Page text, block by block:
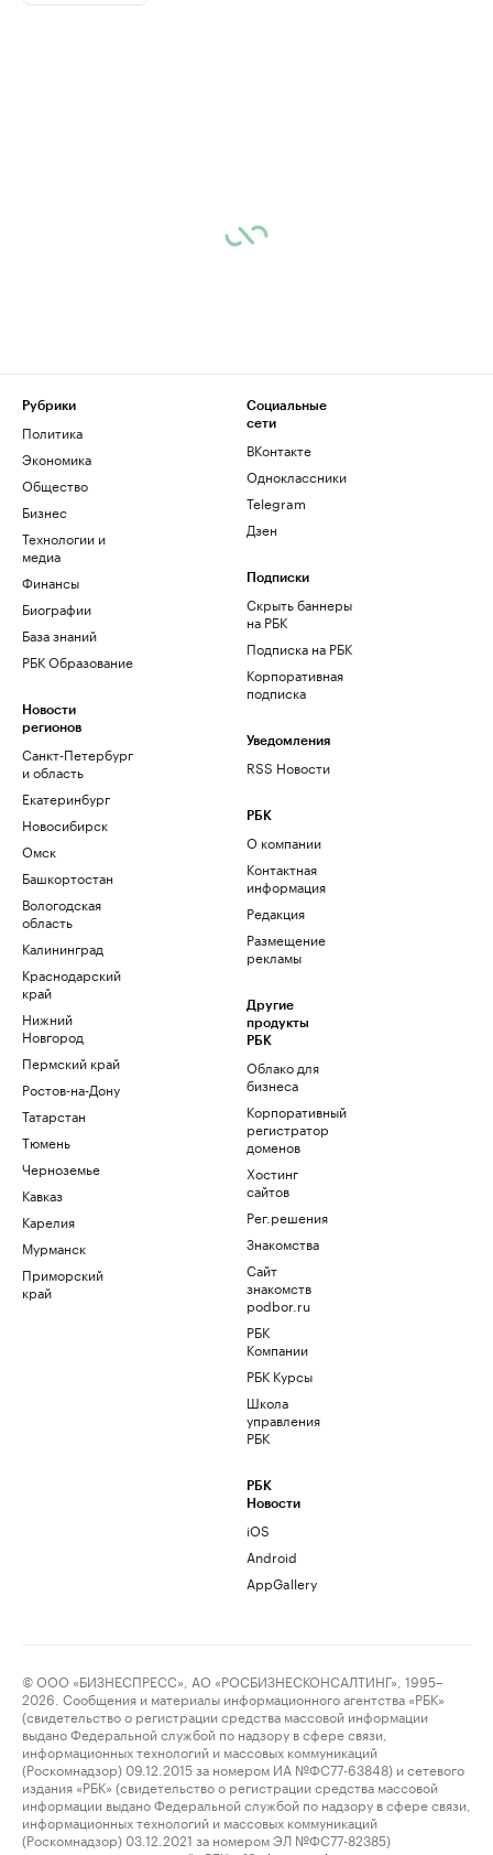
Рубрики
Политика
Экономика
Общество
Бизнес
Технологии и
медиа
Финансы
Биографии
База знаний
РБК Образование
Новости
регионов
Санкт-Петербург
и область
Екатеринбург
Новосибирск
Омск
Башкортостан
Вологодская
область
Калининград
Краснодарский
край
Нижний
Новгород
Пермский край
Ростов-на-Дону
Татарстан
Тюмень
Черноземье
Кавказ
Карелия
Мурманск
Приморский
край
Социальные
сети
ВКонтакте
Одноклассники
Telegram
Дзен
Подписки
Скрыть баннеры
на РБК
Подписка на РБК
Корпоративная
подписка
Уведомления
RSS Новости
РБК
О компании
Контактная
информация
Редакция
Размещение
рекламы
Другие
продукты
РБК
Облако для
бизнеса
Корпоративный
регистратор
доменов
Хостинг
сайтов
Рег.решения
Знакомства
Сайт
знакомств
podbor.ru
РБК
Компании
РБК Курсы
Школа
управления
РБК
РБК
Новости
iOS
Android
AppGallery
© ООО «БИЗНЕСПРЕСС», АО «РОСБИЗНЕСКОНСАЛТИНГ», 1995–
2026. Сообщения и материалы информационного агентства «РБК»
(свидетельство о регистрации средства массовой информации
выдано Федеральной службой по надзору в сфере связи,
информационных технологий и массовых коммуникаций
(Роскомнадзор) 09.12.2015 за номером ИА №ФС77-63848) и сетевого
издания «РБК» (свидетельство о регистрации средства массовой
информации выдано Федеральной службой по надзору в сфере связи,
информационных технологий и массовых коммуникаций
(Роскомнадзор) 03.12.2021 за номером ЭЛ №ФС77-82385)